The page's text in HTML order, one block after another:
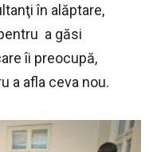
în alăptare,
a găsi
îi preocupă,
a afla ceva nou.